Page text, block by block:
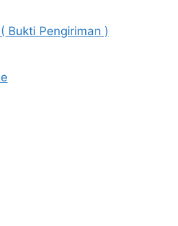
Bukti Pengiriman )